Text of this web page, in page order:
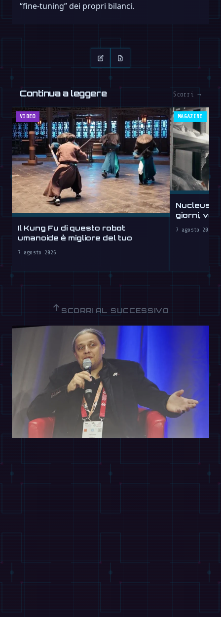
“fine-tuning” dei propri bilanci.
Continua a leggere Scorri →
VIDEO
Il Kung Fu di questo robot
umanoide è migliore del tuo
7 agosto 2026
MAGAZINE
Nucleus
giorni,
7 agosto 2026
↑ SCORRI AL SUCCESSIVO